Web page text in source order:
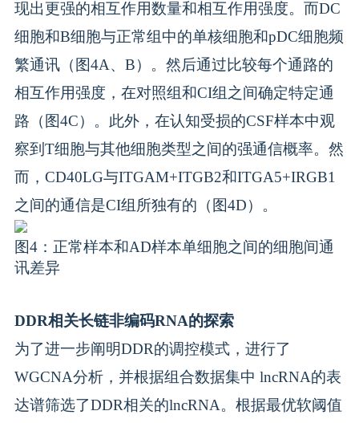
现出更强的相互作用数量和相互作用强度。而DC
细胞和B细胞与正常组中的单核细胞和pDC细胞频
繁通讯（图4A、B）。然后通过比较每个通路的
相互作用强度，在对照组和CI组之间确定特定通
路（图4C）。此外，在认知受损的CSF样本中观
察到T细胞与其他细胞类型之间的强通信概率。然
而，CD40LG与ITGAM+ITGB2和ITGA5+IRGB1
之间的通信是CI组所独有的（图4D）。
图4：正常样本和AD样本单细胞之间的细胞间通
讯差异
DDR相关长链非编码RNA的探索
为了进一步阐明DDR的调控模式，进行了
WGCNA分析，并根据组合数据集中 lncRNA的表
达谱筛选了DDR相关的lncRNA。根据最优软阈值